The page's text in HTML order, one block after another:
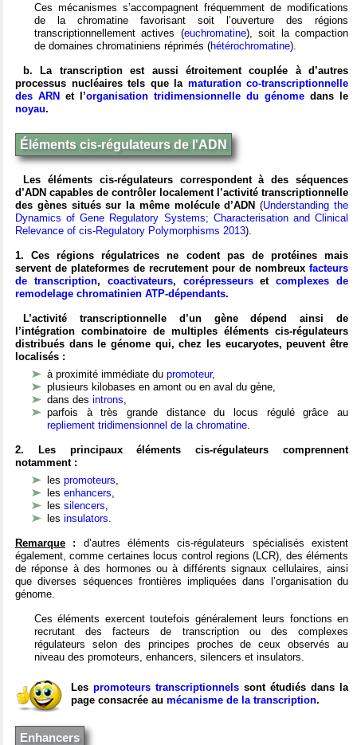
Ces mécanismes s’accompagnent fréquemment de modifications
de la chromatine favorisant soit l’ouverture des régions
transcriptionnellement actives (euchromatine), soit la compaction
de domaines chromatiniens réprimés (hétérochromatine).
b. La transcription est aussi étroitement couplée à d’autres
processus nucléaires tels que la maturation co-transcriptionnelle
des ARN et l’organisation tridimensionnelle du génome dans le
noyau.
Éléments cis-régulateurs de l'ADN
Les éléments cis-régulateurs correspondent à des séquences
d’ADN capables de contrôler localement l’activité transcriptionnelle
des gènes situés sur la même molécule d’ADN(Understanding the
Dynamics of Gene Regulatory Systems; Characterisation and Clinical
Relevance of cis-Regulatory Polymorphisms 2013).
1. Ces régions régulatrices ne codent pas de protéines mais
servent de plateformes de recrutement pour de nombreux facteurs
de transcription, coactivateurs, corépresseursetcomplexes de
remodelage chromatinien ATP-dépendants.
L’activité transcriptionnelle d’un gène dépend ainsi de
l’intégration combinatoire de multiples éléments cis-régulateurs
distribués dans le génome qui, chez les eucaryotes, peuvent être
localisés :
à proximité immédiate du promoteur,
plusieurs kilobases en amont ou en aval du gène,
dans des introns
parfois à très grande distance du locus régulé grâce au
repliement tridimensionnel de la chromatine
2. Les principaux éléments cis-régulateurs comprennent
notamment :
les promoteurs
les enhancers
les silencers
les insulators
Remarque : d’autres éléments cis-régulateurs spécialisés existent
également, comme certaines locus control regions (LCR), des éléments
de réponse à des hormones ou à différents signaux cellulaires, ainsi
que diverses séquences frontières impliquées dans l’organisation du
génome.
Ces éléments exercent toutefois généralement leurs fonctions en
recrutant des facteurs de transcription ou des complexes
régulateurs selon des principes proches de ceux observés au
niveau des promoteurs, enhancers, silencers et insulators.
Les promoteurs transcriptionnels sont étudiés dans
la
page consacrée au mécanisme de la transcription.
Enhancers